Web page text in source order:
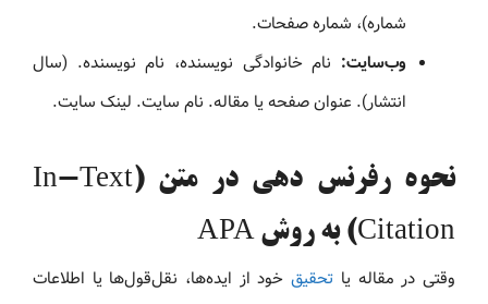
شماره)، شماره صفحات.
وب‌سایت: نام خانوادگی نویسنده، نام نویسنده. (سال
انتشار). عنوان صفحه یا مقاله. نام سایت. لینک سایت.
نحوه رفرنس دهی در متن (In-Text
Citation) به روش APA
وقتی در مقاله یا تحقیقخود از ایده‌ها، نقل‌قول‌ها یا اطلاعات